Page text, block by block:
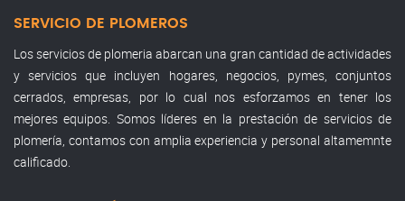
SERVICIO DE PLOMEROS
Los servicios de plomeria abarcan una gran cantidad de actividades
y servicios que incluyen hogares, negocios, pymes, conjuntos
cerrados, empresas, por lo cual nos esforzamos en tener los
mejores equipos. Somos líderes en la prestación de servicios de
plomería, contamos con amplia experiencia y personal altamemnte
calificado.